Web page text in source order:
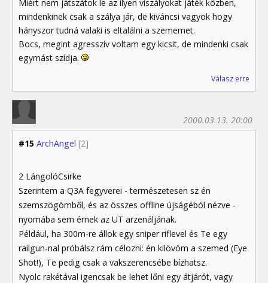
Miért nem játszátok le az ilyen viszályokat játék közben,
mindenkinek csak a szálya jár, de kiváncsi vagyok hogy
hányszor tudná valaki is eltalálni a szememet.
Bocs, megint agresszív voltam egy kicsit, de mindenki csak
egymást szídja.
Válasz erre
#15 ArchAngel [2]
2000.03.13. 20:00
2 LángolóCsirke
Szerintem a Q3A fegyverei - természetesen sz én
szemszögömből, és az összes offline újságéból nézve -
nyomába sem érnek az UT arzenáljának.
Például, ha 300m-re állok egy sniper riflevel és Te egy
railgun-nal próbálsz rám célozni: én kilövöm a szemed (Eye
Shot!), Te pedig csak a vakszerencsébe bízhatsz.
Nyolc rakétával igencsak be lehet lőni egy átjárót, vagy